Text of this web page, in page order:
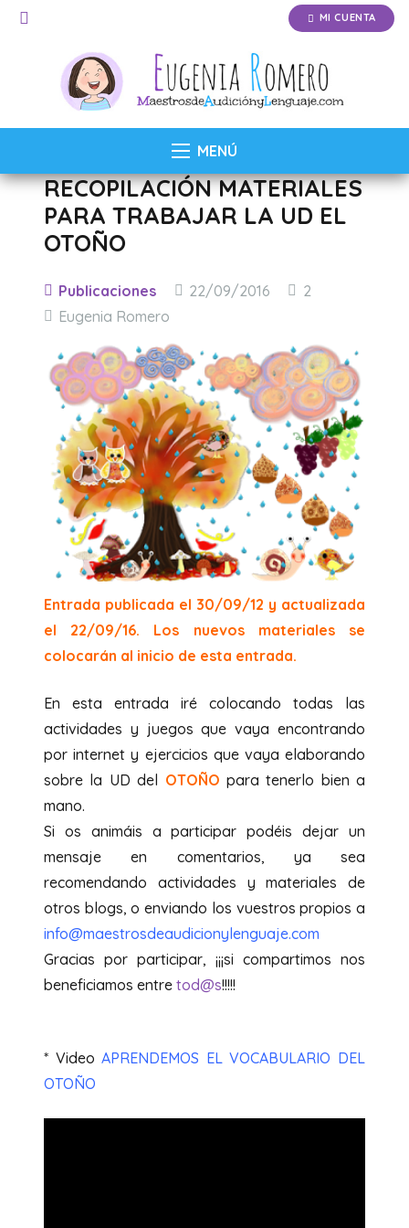
MI CUENTA
MENÚ
RECOPILACIÓN MATERIALES
PARA TRABAJAR LA UD EL
OTOÑO
Publicaciones 22/09/2016 2Comentarios
Eugenia Romero
Entrada publicada el 30/09/12 y actualizada
el 22/09/16. Los nuevos materiales se
colocarán al inicio de esta entrada.
En esta entrada iré colocando todas las
actividades y juegos que vaya encontrando
por internet y ejercicios que vaya elaborando
sobre la UD del OTOÑO para tenerlo bien a
mano.
Si os animáis a participar podéis dejar un
mensaje en comentarios, ya sea
recomendando actividades y materiales de
otros blogs, o enviando los vuestros propios a
info@maestrosdeaudicionylenguaje.com
Gracias por participar, ¡¡¡si compartimos nos
beneficiamos entre tod@s!!!!!
* VideoAPRENDEMOS EL VOCABULARIO DEL
OTOÑO